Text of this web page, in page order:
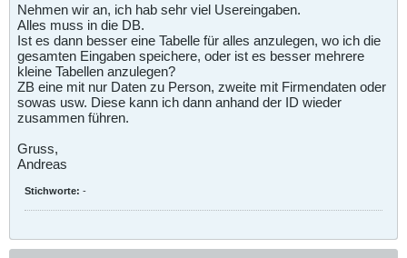
Nehmen wir an, ich hab sehr viel Usereingaben.
Alles muss in die DB.
Ist es dann besser eine Tabelle für alles anzulegen, wo ich die
gesamten Eingaben speichere, oder ist es besser mehrere
kleine Tabellen anzulegen?
ZB eine mit nur Daten zu Person, zweite mit Firmendaten oder
sowas usw. Diese kann ich dann anhand der ID wieder
zusammen führen.
Gruss,
Andreas
Stichworte: -